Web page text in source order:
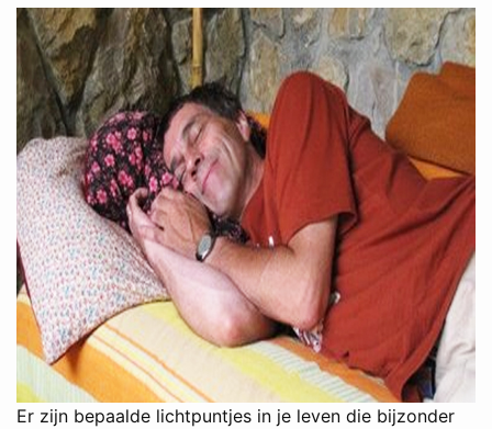
Er zijn bepaalde lichtpuntjes in je leven die bijzonder